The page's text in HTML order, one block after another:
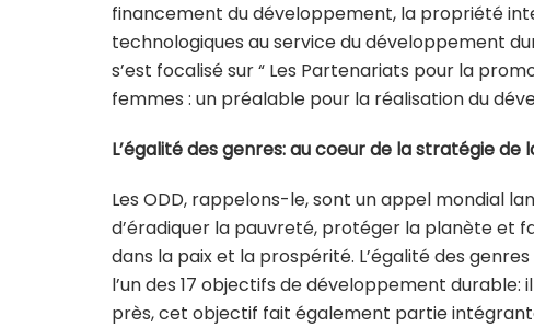
financement du développement, la propriété
technologiques au service du développement
s’est focalisé sur “ Les Partenariats pour la
femmes : un préalable pour la réalisation du
L’égalité des genres: au coeur de la stratégie de
Les ODD, rappelons-le, sont un appel mondial
d’éradiquer la pauvreté, protéger la planète et
dans la paix et la prospérité. L’égalité des
l’un des 17 objectifs de développement durable:
près, cet objectif fait également partie